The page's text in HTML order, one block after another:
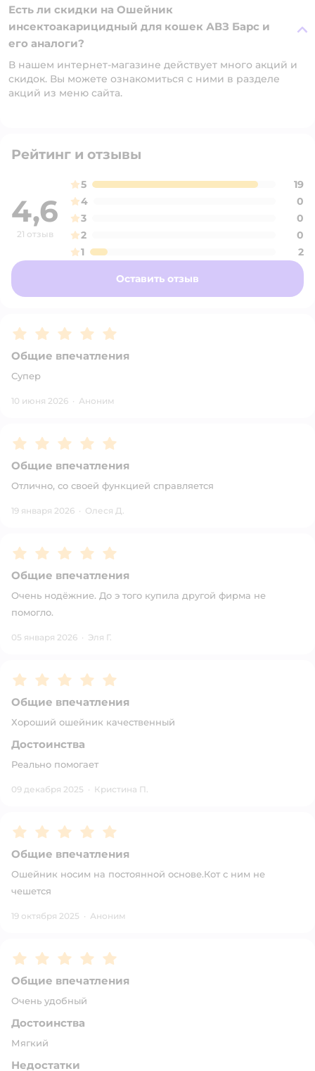
Есть ли скидки на Ошейник
инсектоакарицидный для кошек АВЗ Барс и
его аналоги?
В нашем интернет-магазине действует много акций и
скидок. Вы можете ознакомиться с ними в разделе
акций из меню сайта.
Рейтинг и отзывы
4,6
21 отзыв
5
19
4
0
3
0
2
0
1
2
Оставить отзыв
Рейтинг:5
Общие впечатления
Супер
10 июня 2026 · Аноним
Рейтинг:5
Общие впечатления
Отлично, со своей функцией справляется
19 января 2026 · Олеся Д.
Рейтинг:5
Общие впечатления
Очень нодëжние. До э того купила другой фирма не
помогло.
05 января 2026 · Эля Г.
Рейтинг:5
Общие впечатления
Хороший ошейник качественный
Достоинства
Реально помогает
09 декабря 2025 · Кристина П.
Рейтинг:5
Общие впечатления
Ошейник носим на постоянной основе.Кот с ним не
чешется
19 октября 2025 · Аноним
Рейтинг:5
Общие впечатления
Очень удобный
Достоинства
Мягкий
Недостатки